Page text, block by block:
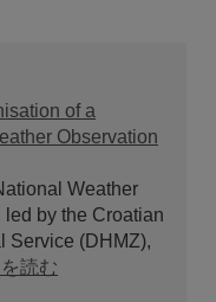
of a
Observation
Weather
by the Croatian
Service (DHMZ),
読む